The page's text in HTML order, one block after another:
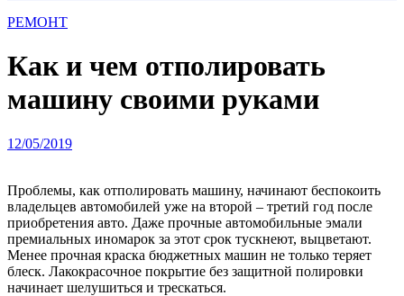
РЕМОНТ
Как и чем отполировать
машину своими руками
12/05/2019
Проблемы, как отполировать машину, начинают беспокоить
владельцев автомобилей уже на второй – третий год после
приобретения авто. Даже прочные автомобильные эмали
премиальных иномарок за этот срок тускнеют, выцветают.
Менее прочная краска бюджетных машин не только теряет
блеск. Лакокрасочное покрытие без защитной полировки
начинает шелушиться и трескаться.